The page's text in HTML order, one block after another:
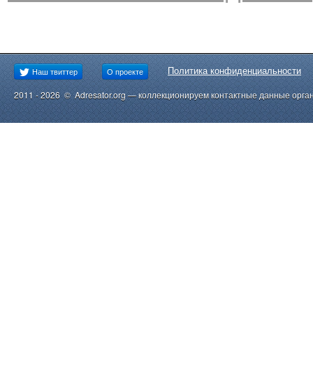
Наш твиттер О проекте Политика конфиденциальности
2011 - 2026 © Adresator.org — коллекционируем контактные данные